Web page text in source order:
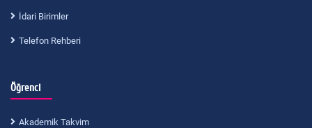
İdari Birimler
Telefon Rehberi
Öğrenci
Akademik Takvim